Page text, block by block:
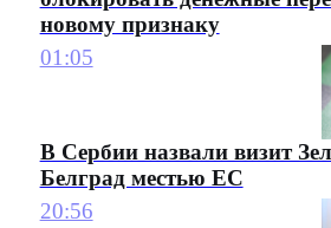
новому признаку
01:05
В Сербии назвали визит
Белград местью ЕС
20:56